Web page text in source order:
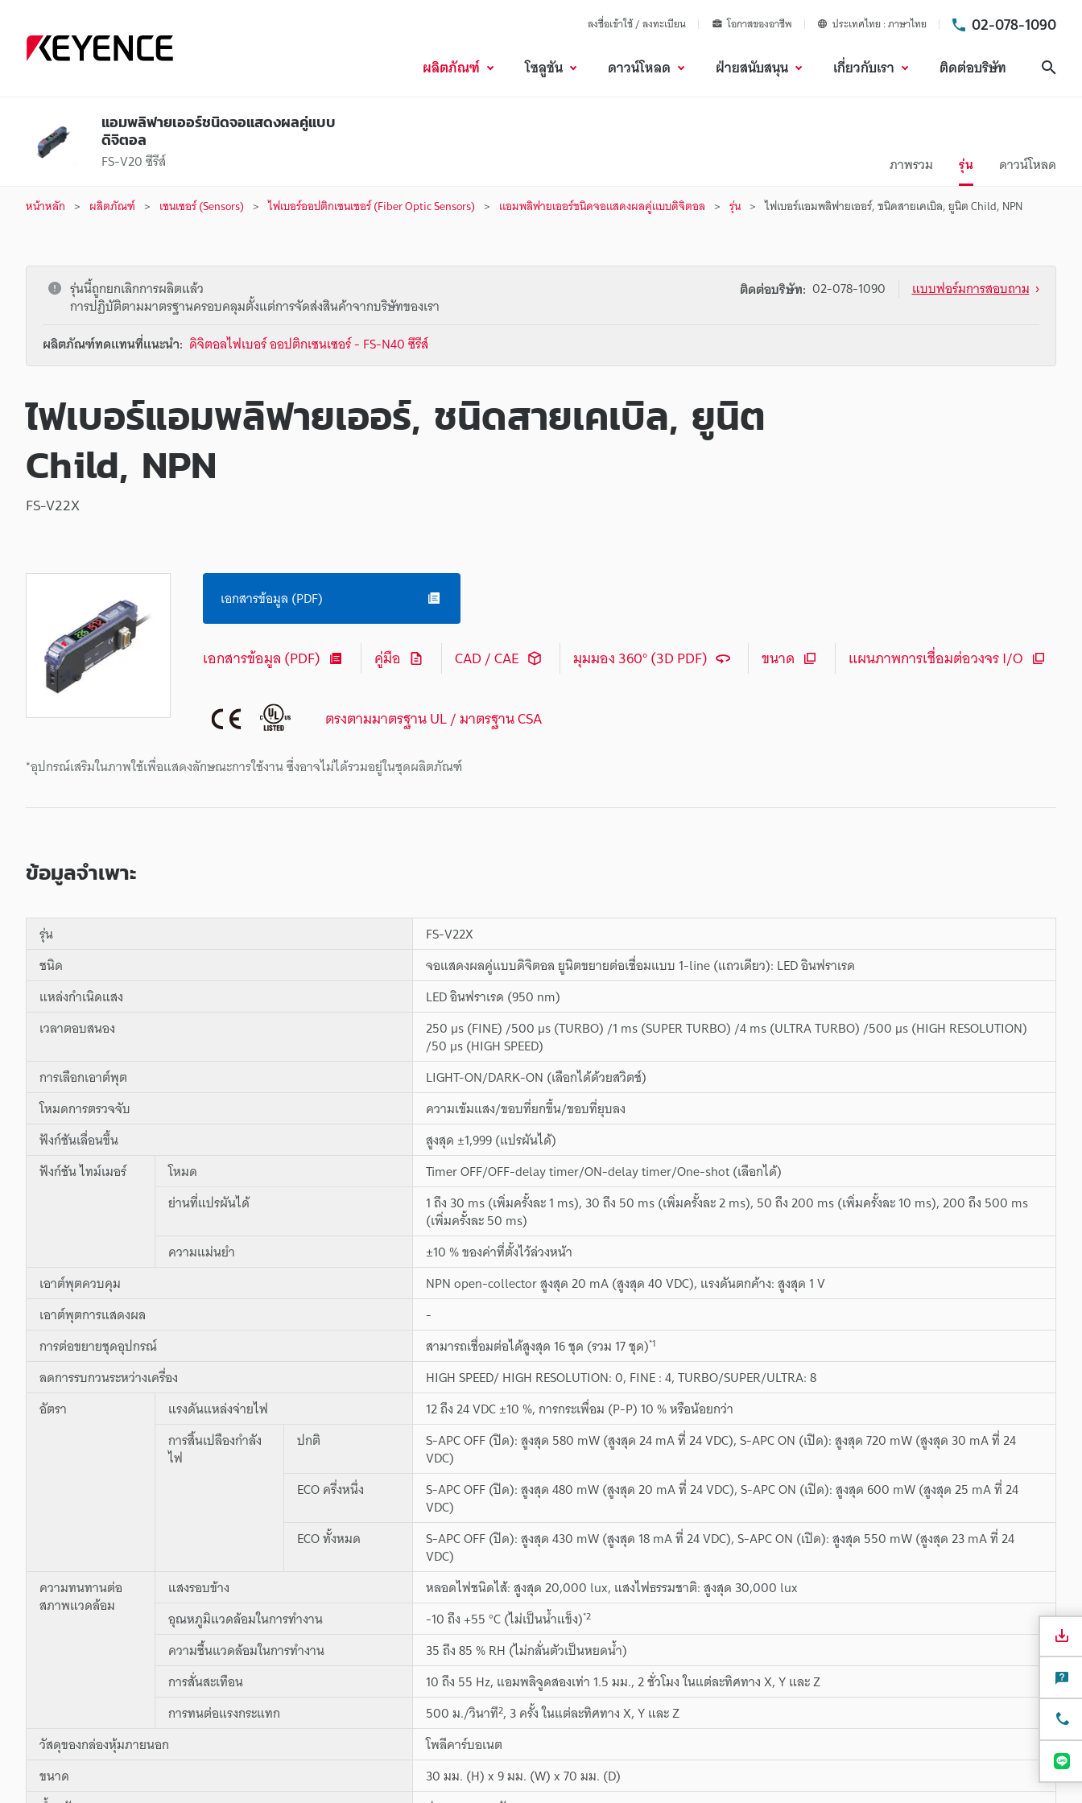
ลงชื่อเข้าใช้ / ลงทะเบียน โอกาสของอาชีพ ประเทศไทย ภาษาไทย 02-078-1090
ผลิตภัณฑ์ โซลูชัน ดาวน์โหลด ฝ่ายสนับสนุน เกี่ยวกับเรา ติดต่อบริษัท
แอมพลิฟายเออร์ชนิดจอแสดงผลคู่แบบ
ดิจิตอล
FS-V20 ซีรีส์ ภาพรวม รุ่น ดาวน์โหลด
หน้าหลัก ผลิตภัณฑ์ เซนเซอร์ (Sensors) ไฟเบอร์ออปติกเซนเซอร์ (Fiber Optic Sensors) แอมพลิฟายเออร์ชนิดจอแสดงผลคู่แบบดิจิตอล รุ่น ไฟเบอร์แอมพลิฟายเออร์, ชนิดสายเคเบิล, ยูนิต Child, NPN
รุ่นนี้ถูกยกเลิกการผลิตแล้ว
การปฏิบัติตามมาตรฐานครอบคลุมตั้งแต่การจัดส่งสินค้าจากบริษัทของเรา
ผลิตภัณฑ์ทดแทนที่แนะนำ: ดิจิตอลไฟเบอร์ ออปติกเซนเซอร์ - FS-N40 ซีรีส์
ติดต่อบริษัท: 02-078-1090 แบบฟอร์มการสอบถาม
ไฟเบอร์แอมพลิฟายเออร์, ชนิดสายเคเบิล, ยูนิต
Child, NPN
FS-V22X
*อุปกรณ์เสริมในภาพใช้เพื่อแสดงลักษณะการใช้งาน ซึ่งอาจไม่ได้รวมอยู่ในชุดผลิตภัณฑ์
เอกสารข้อมูล (PDF)
เอกสารข้อมูล (PDF) คู่มือ CAD / CAE มุมมอง 360° (3D PDF) ขนาด แผนภาพการเชื่อมต่อวงจร I/O
ตรงตามมาตรฐาน UL / มาตรฐาน CSA
ข้อมูลจำเพาะ
รุ่น
FS-V22X
ชนิด
จอแสดงผลคู่แบบดิจิตอล ยูนิตขยายต่อเชื่อมแบบ 1-line (แถวเดียว): LED อินฟราเรด
แหล่งกำเนิดแสง
LED อินฟราเรด (950 nm)
เวลาตอบสนอง
250 µs (FINE) /500 µs (TURBO) /1 ms (SUPER TURBO) /4 ms (ULTRA TURBO) /500 µs (HIGH RESOLUTION)
/50 µs (HIGH SPEED)
การเลือกเอาต์พุต
LIGHT-ON/DARK-ON (เลือกได้ด้วยสวิตช์)
โหมดการตรวจจับ
ความเข้มแสง/ขอบที่ยกขึ้น/ขอบที่ยุบลง
ฟังก์ชันเลื่อนขึ้น
สูงสุด ±1,999 (แปรผันได้)
ฟังก์ชัน ไทม์เมอร์
โหมด
Timer OFF/OFF-delay timer/ON-delay timer/One-shot (เลือกได้)
ย่านที่แปรผันได้
1 ถึง 30 ms (เพิ่มครั้งละ 1 ms), 30 ถึง 50 ms (เพิ่มครั้งละ 2 ms), 50 ถึง 200 ms (เพิ่มครั้งละ 10 ms), 200 ถึง 500 ms
(เพิ่มครั้งละ 50 ms)
ความแม่นยำ
±10 % ของค่าที่ตั้งไว้ล่วงหน้า
เอาต์พุตควบคุม
NPN open-collector สูงสุด 20 mA (สูงสุด 40 VDC), แรงดันตกค้าง: สูงสุด 1 V
เอาต์พุตการแสดงผล
-
การต่อขยายชุดอุปกรณ์
สามารถเชื่อมต่อได้สูงสุด 16 ชุด (รวม 17 ชุด)*1
ลดการรบกวนระหว่างเครื่อง
HIGH SPEED/ HIGH RESOLUTION: 0, FINE : 4, TURBO/SUPER/ULTRA: 8
อัตรา
แรงดันแหล่งจ่ายไฟ
12 ถึง 24 VDC ±10 %, การกระเพื่อม (P-P) 10 % หรือน้อยกว่า
การสิ้นเปลืองกำลัง
ไฟ
ปกติ S-APC OFF (ปิด): สูงสุด 580 mW (สูงสุด 24 mA ที่ 24 VDC), S-APC ON (เปิด): สูงสุด 720 mW (สูงสุด 30 mA ที่ 24
VDC)
ECO ครึ่งหนึ่ง
S-APC OFF (ปิด): สูงสุด 480 mW (สูงสุด 20 mA ที่ 24 VDC), S-APC ON (เปิด): สูงสุด 600 mW (สูงสุด 25 mA ที่ 24
VDC)
ECO ทั้งหมด
S-APC OFF (ปิด): สูงสุด 430 mW (สูงสุด 18 mA ที่ 24 VDC), S-APC ON (เปิด): สูงสุด 550 mW (สูงสุด 23 mA ที่ 24
VDC)
ความทนทานต่อ
สภาพแวดล้อม
แสงรอบข้าง
หลอดไฟชนิดไส้: สูงสุด 20,000 lux, แสงไฟธรรมชาติ: สูงสุด 30,000 lux
อุณหภูมิแวดล้อมในการทำงาน
-10 ถึง +55 °C (ไม่เป็นน้ำแข็ง)*2
ความชื้นแวดล้อมในการทำงาน
35 ถึง 85 % RH (ไม่กลั่นตัวเป็นหยดน้ำ)
การสั่นสะเทือน
10 ถึง 55 Hz, แอมพลิจูดสองเท่า 1.5 มม., 2 ชั่วโมง ในแต่ละทิศทาง X, Y และ Z
การทนต่อแรงกระแทก
500 ม./วินาที2, 3 ครั้ง ในแต่ละทิศทาง X, Y และ Z
วัสดุของกล่องหุ้มภายนอก
โพลีคาร์บอเนต
ขนาด
30 มม. (H) x 9 มม. (W) x 70 มม. (D)